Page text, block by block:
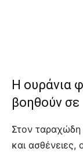
Η ουράνια
βοηθούν
Στον ταραχώδη
και ασθένειες,